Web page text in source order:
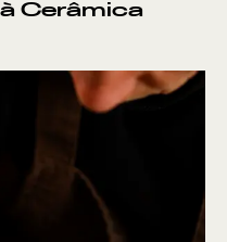
Cerâmica